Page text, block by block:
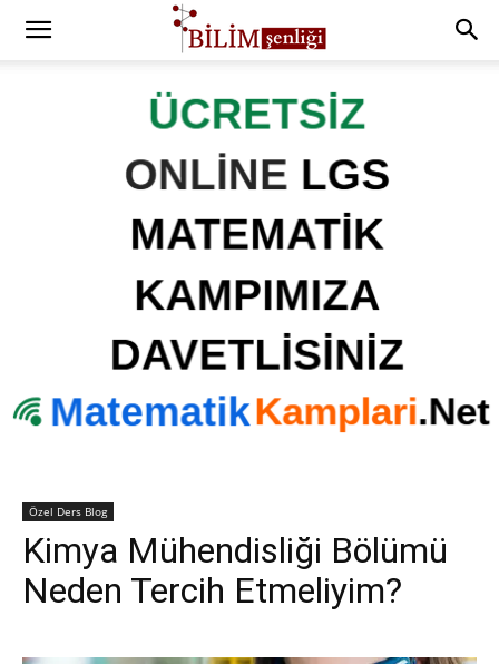
Özel Ders Blog
Kimya Mühendisliği Bölümü
Neden Tercih Etmeliyim?